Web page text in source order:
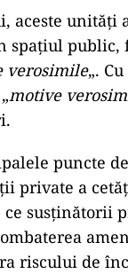
aceste unități
spațiul public,
verosimile„.
motive
puncte
private a
susținătorii
riscului de